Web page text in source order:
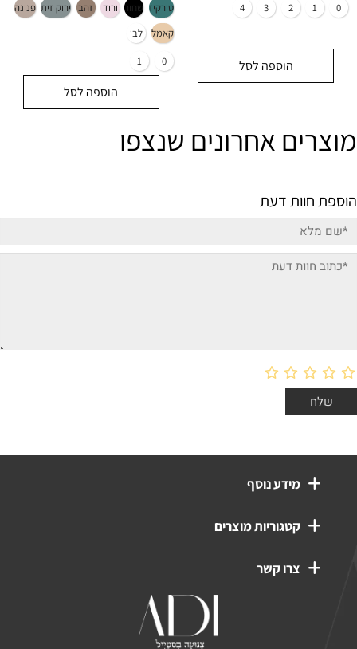
1
2 הוספה לסל
קאמל
לבן
0
הוספה לסל
מוצרים אחרונים שנצפו
הוספת חוות דעת
מידע נוסף
קטגוריות מוצרים
צרו קשר